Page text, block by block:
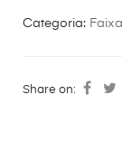
Categoria:
Share on: